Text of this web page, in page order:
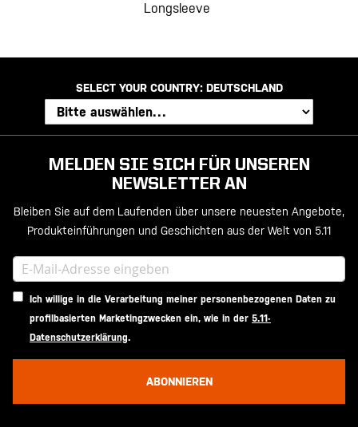
Longsleeve
SELECT YOUR COUNTRY: DEUTSCHLAND
MELDEN SIE SICH FÜR UNSEREN
NEWSLETTER AN
Bleiben Sie auf dem Laufenden über unsere neuesten Angebote,
Produkteinführungen und Geschichten aus der Welt von 5.11
Ich willige in die Verarbeitung meiner personenbezogenen Daten zu
profilbasierten Marketingzwecken ein, wie in der 5.11-
Datenschutzerklärung.
ABONNIEREN